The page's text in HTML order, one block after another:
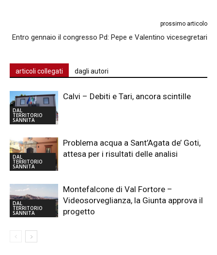
prossimo articolo
Entro gennaio il congresso Pd: Pepe e Valentino vicesegretari
articoli collegati dagli autori
DAL
TERRITORIO
SANNITA
Calvi – Debiti e Tari, ancora scintille
DAL
TERRITORIO
SANNITA
Problema acqua a Sant’Agata de’ Goti,
attesa per i risultati delle analisi
DAL
TERRITORIO
SANNITA
Montefalcone di Val Fortore –
Videosorveglianza, la Giunta approva il
progetto